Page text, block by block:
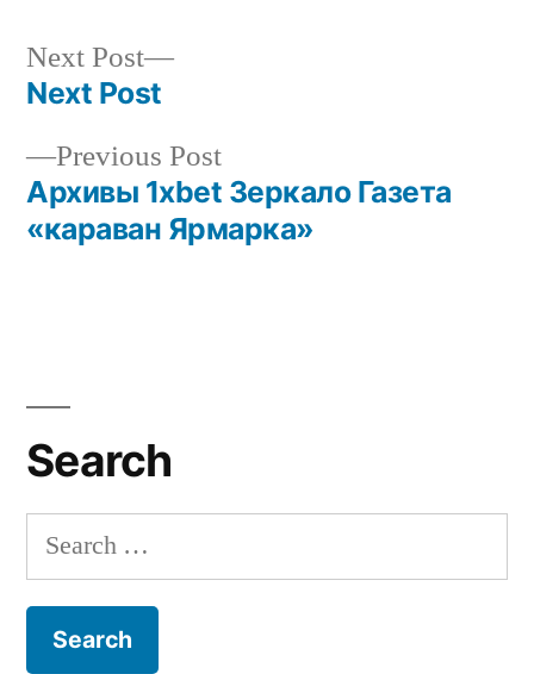
Post
navigation
Previous PostPrevious
post:
Архивы 1xbet Зеркало Газета
«караван Ярмарка»
Next Post
Next
Next Post
Search
Search
for: